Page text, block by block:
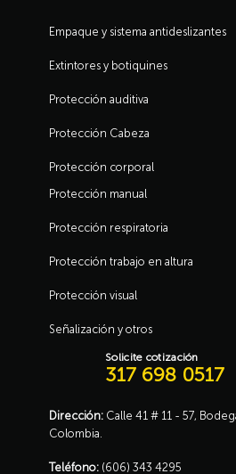
Empaque y sistema antideslizantes
Extintores y botiquines
Protección auditiva
Protección Cabeza
Protección corporal
Protección manual
Protección respiratoria
Protección trabajo en altura
Protección visual
Señalización y otros
Solicite cotización
317 698 0517
Dirección: Calle 41 # 11 - 57,
Colombia.
Teléfono: (606) 343 4295